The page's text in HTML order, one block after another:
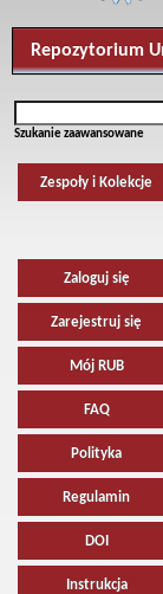
Repozytorium
Szukanie zaawansowane
Zespoły i Kolekcje
Zaloguj się
Zarejestruj się
Mój RUB
FAQ
Polityka
Regulamin
DOI
Instrukcja